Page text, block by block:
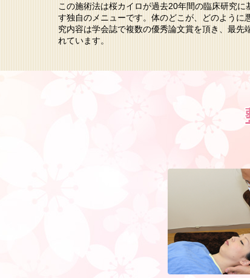
この施術法は桜カイロが過去20年間の臨床研究に
す独自のメニューです。体のどこが、どのように
究内容は学会誌で複数の優秀論文賞を頂き、最先
れています。